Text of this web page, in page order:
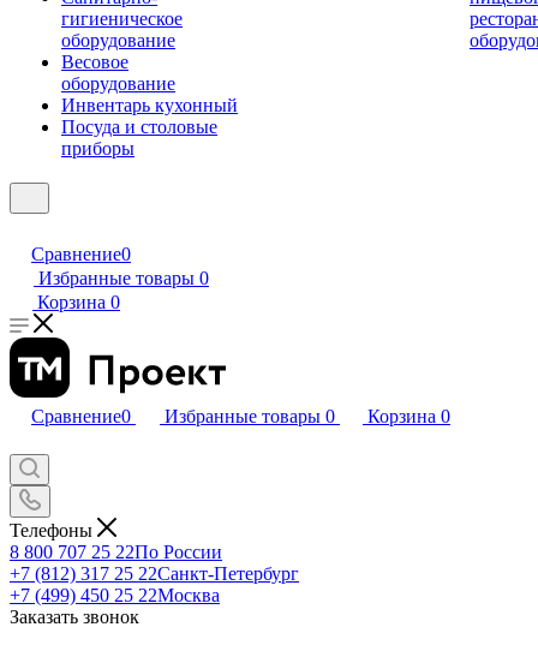
гигиеническое
оборудование
Весовое
оборудование
Инвентарь кухонный
Посуда и столовые
приборы
Сравнение0
Избранные товары 0
Корзина 0
Сравнение0 Избранные товары 0 Корзина 0
Телефоны
8 800 707 25 22По России
+7 (812) 317 25 22Санкт-Петербург
+7 (499) 450 25 22Москва
Заказать звонок